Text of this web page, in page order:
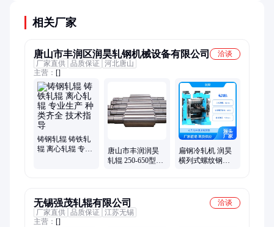
相关厂家
唐山市丰润区润昊轧钢机械设备有限公司
洽谈
厂家直供 品质保证 河北唐山
主营： []
铸钢轧辊 铸铁轧
辊 离心轧辊 专业
唐山市丰润润昊
轧辊 250-650型轧
扁钢冷轧机 润昊
横列式螺纹钢生
无锡强茂轧辊有限公司
洽谈
厂家直供 品质保证 江苏无锡
主营： []